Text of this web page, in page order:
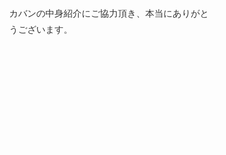
カバンの中身紹介にご協力頂き、本当にありがと
うございます。